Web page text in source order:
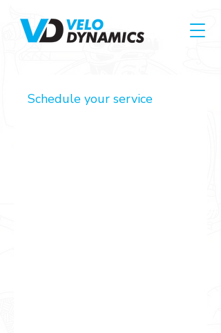
Schedule your service